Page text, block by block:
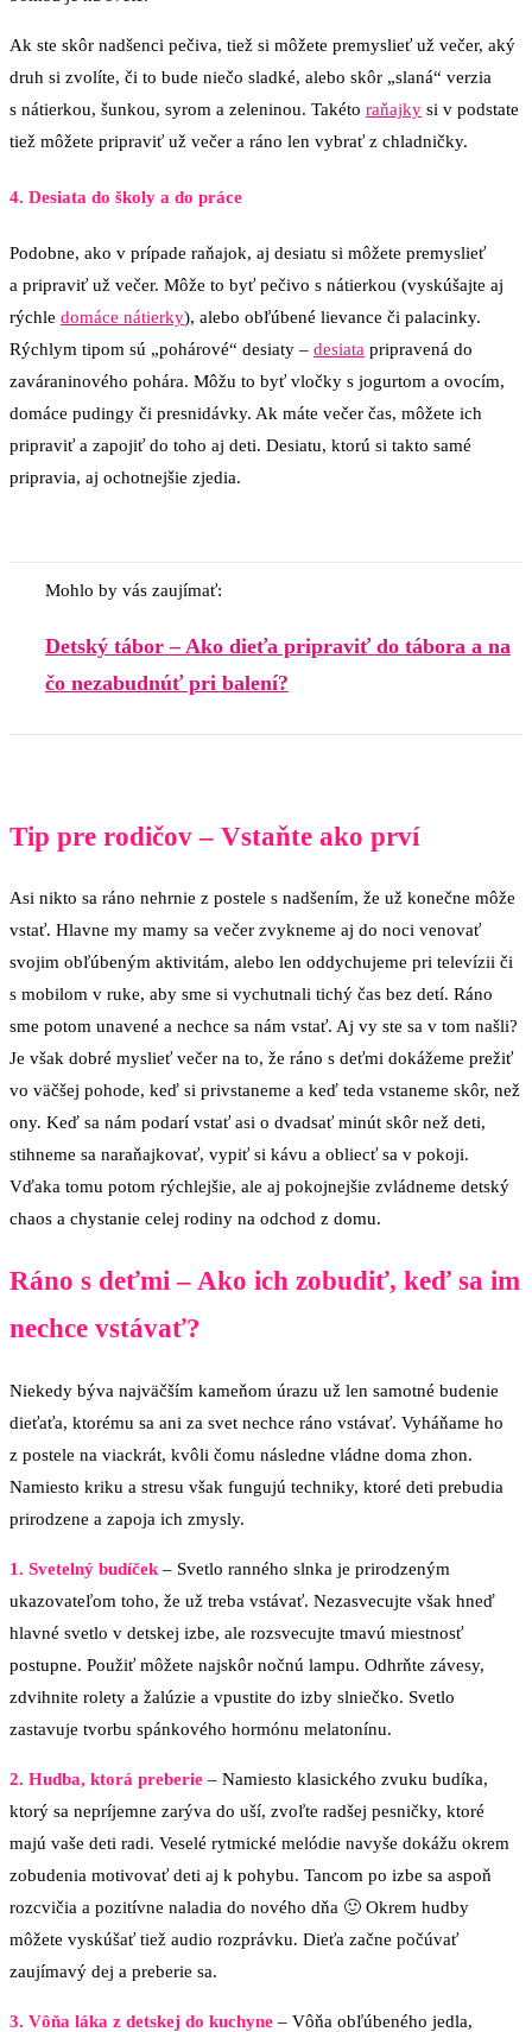
Ak ste skôr nadšenci pečiva, tiež si môžete premyslieť už večer, aký
druh si zvolíte, či to bude niečo sladké, alebo skôr „slaná“ verzia
s nátierkou, šunkou, syrom a zeleninou. Takéto raňajky si v podstate
tiež môžete pripraviť už večer a ráno len vybrať z chladničky.
4. Desiata do školy a do práce
Podobne, ako v prípade raňajok, aj desiatu si môžete premyslieť
a pripraviť už večer. Môže to byť pečivo s nátierkou (vyskúšajte aj
rýchle domáce nátierky), alebo obľúbené lievance či palacinky.
Rýchlym tipom sú „pohárové“ desiaty – desiata pripravená do
zaváraninového pohára. Môžu to byť vločky s jogurtom a ovocím,
domáce pudingy či presnidávky. Ak máte večer čas, môžete ich
pripraviť a zapojiť do toho aj deti. Desiatu, ktorú si takto samé
pripravia, aj ochotnejšie zjedia.
Mohlo by vás zaujímať:
Detský tábor – Ako dieťa pripraviť do tábora a na
čo nezabudnúť pri balení?
Tip pre rodičov – Vstaňte ako prví
Asi nikto sa ráno nehrnie z postele s nadšením, že už konečne môže
vstať. Hlavne my mamy sa večer zvykneme aj do noci venovať
svojim obľúbeným aktivitám, alebo len oddychujeme pri televízii či
s mobilom v ruke, aby sme si vychutnali tichý čas bez detí. Ráno
sme potom unavené a nechce sa nám vstať. Aj vy ste sa v tom našli?
Je však dobré myslieť večer na to, že ráno s deťmi dokážeme prežiť
vo väčšej pohode, keď si privstaneme a keď teda vstaneme skôr, než
ony. Keď sa nám podarí vstať asi o dvadsať minút skôr než deti,
stihneme sa naraňajkovať, vypiť si kávu a obliecť sa v pokoji.
Vďaka tomu potom rýchlejšie, ale aj pokojnejšie zvládneme detský
chaos a chystanie celej rodiny na odchod z domu.
Ráno s deťmi – Ako ich zobudiť, keď sa im
nechce vstávať?
Niekedy býva najväčším kameňom úrazu už len samotné budenie
dieťaťa, ktorému sa ani za svet nechce ráno vstávať. Vyháňame ho
z postele na viackrát, kvôli čomu následne vládne doma zhon.
Namiesto kriku a stresu však fungujú techniky, ktoré deti prebudia
prirodzene a zapoja ich zmysly.
1. Svetelný budíček – Svetlo ranného slnka je prirodzeným
ukazovateľom toho, že už treba vstávať. Nezasvecujte však hneď
hlavné svetlo v detskej izbe, ale rozsvecujte tmavú miestnosť
postupne. Použiť môžete najskôr nočnú lampu. Odhrňte závesy,
zdvihnite rolety a žalúzie a vpustite do izby slniečko. Svetlo
zastavuje tvorbu spánkového hormónu melatonínu.
2. Hudba, ktorá preberie – Namiesto klasického zvuku budíka,
ktorý sa nepríjemne zarýva do uší, zvoľte radšej pesničky, ktoré
majú vaše deti radi. Veselé rytmické melódie navyše dokážu okrem
zobudenia motivovať deti aj k pohybu. Tancom po izbe sa aspoň
rozcvičia a pozitívne naladia do nového dňa 🙂 Okrem hudby
môžete vyskúšať tiež audio rozprávku. Dieťa začne počúvať
zaujímavý dej a preberie sa.
3. Vôňa láka z detskej do kuchyne – Vôňa obľúbeného jedla,